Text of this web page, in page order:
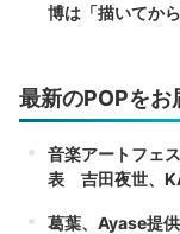
博は「描いてか
最新のPOPをお
音楽アートフェ
表 吉田夜世、
葛葉、Ayase提